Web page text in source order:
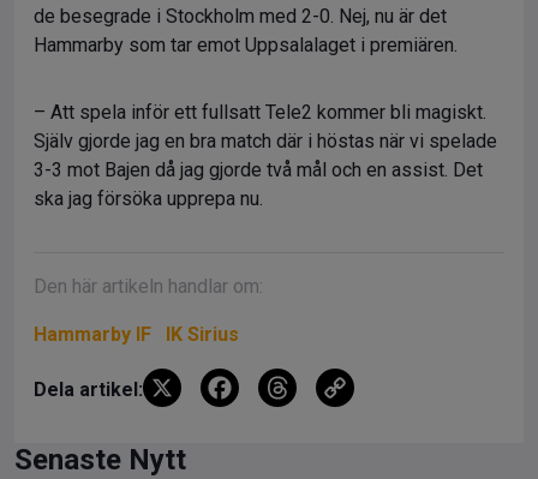
de besegrade i Stockholm med 2-0. Nej, nu är det
Hammarby som tar emot Uppsalalaget i premiären.
– Att spela inför ett fullsatt Tele2 kommer bli magiskt.
Själv gjorde jag en bra match där i höstas när vi spelade
3-3 mot Bajen då jag gjorde två mål och en assist. Det
ska jag försöka upprepa nu.
Den här artikeln handlar om:
Hammarby IF IK Sirius
Dela artikel: X
F
T
Senaste Nytt